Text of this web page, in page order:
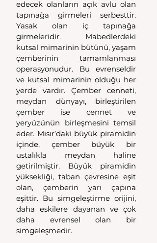
edecek olanların açık avlu olan
tapınağa girmeleri serbesttir.
Yasak olan iç tapınağa
girmeleridir. Mabedlerdeki
kutsal mimarinin bütünü, yaşam
çemberinin tamamlanması
operasyonudur. Bu evrenseldir
ve kutsal mimarinin olduğu her
yerde vardır. Çember cenneti,
meydan dünyayı, birleştirilen
çember ise cennet ve
yeryüzünün birleşmesini temsil
eder. Mısır’daki büyük piramidin
içinde, çember büyük bir
ustalıkla meydan haline
getirilmiştir. Büyük piramidin
yüksekliği, taban çevresine eşit
olan, çemberin yarı çapına
eşittir. Bu simgeleştirme orijini,
daha eskilere dayanan ve çok
daha evrensel olan bir
simgeleşmedir.